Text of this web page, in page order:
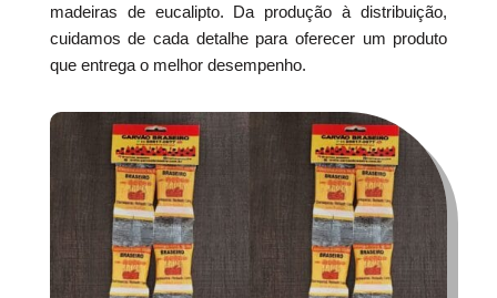
madeiras de eucalipto. Da produção à distribuição,
cuidamos de cada detalhe para oferecer um produto
que entrega o melhor desempenho.